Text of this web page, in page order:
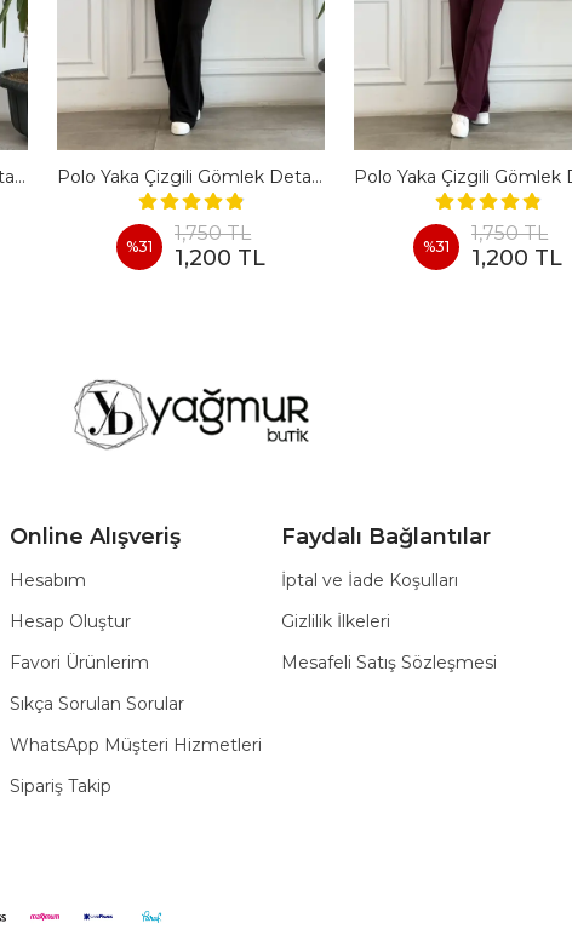
Polo Yaka Çizgili Gömlek Detaylı Kısa Kollu Takım - KAHVERENGI Polo Yaka Çizgili Gömlek Detaylı Kısa Kollu Takım - SIYAH
%31
1,750 TL
1,200 TL %31
1,750 TL
1,200 TL
Online Alışveriş
Hesabım
Hesap Oluştur
Favori Ürünlerim
Sıkça Sorulan Sorular
WhatsApp Müşteri Hizmetleri
Sipariş Takip
Faydalı Bağlantılar
İptal ve İade Koşulları
Gizlilik İlkeleri
Mesafeli Satış Sözleşmesi